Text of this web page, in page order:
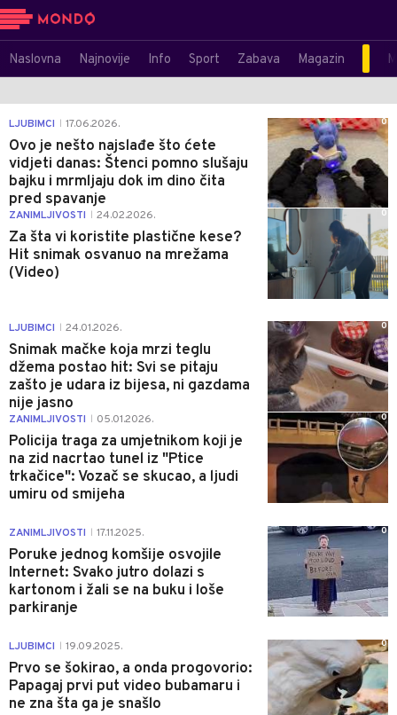
Naslovna Najnovije Info Sport Zabava Magazin
LJUBIMCI 17.06.2026.
Ovo je nešto najslađe što ćete
vidjeti danas: Štenci pomno slušaju
bajku i mrmljaju dok im dino čita
pred spavanje
0
ZANIMLJIVOSTI 24.02.2026.
Za šta vi koristite plastične kese?
Hit snimak osvanuo na mrežama
(Video)
0
LJUBIMCI 24.01.2026.
Snimak mačke koja mrzi teglu
džema postao hit: Svi se pitaju
zašto je udara iz bijesa, ni gazdama
nije jasno
0
ZANIMLJIVOSTI 05.01.2026.
Policija traga za umjetnikom koji je
na zid nacrtao tunel iz "Ptice
trkačice": Vozač se skucao, a ljudi
umiru od smijeha
0
ZANIMLJIVOSTI 17.11.2025.
Poruke jednog komšije osvojile
Internet: Svako jutro dolazi s
kartonom i žali se na buku i loše
parkiranje
0
LJUBIMCI 19.09.2025.
Prvo se šokirao, a onda progovorio:
Papagaj prvi put video bubamaru i
ne zna šta ga je snašlo
0